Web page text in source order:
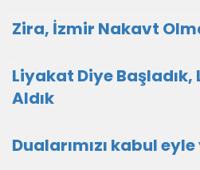
Zira, İzmir Nakavt
Liyakat Diye
Aldık
Dualarımızı kabul